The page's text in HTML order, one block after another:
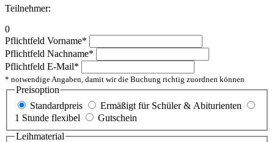
Teilnehmer:
0
Pflichtfeld Vorname*
Pflichtfeld Nachname*
Pflichtfeld E-Mail*
* notwendige Angaben, damit wir die Buchung richtig zuordnen können
Preisoption
Standardpreis
Ermäßigt für Schüler & Abiturienten
1 Stunde flexibel
Gutschein
Leihmaterial